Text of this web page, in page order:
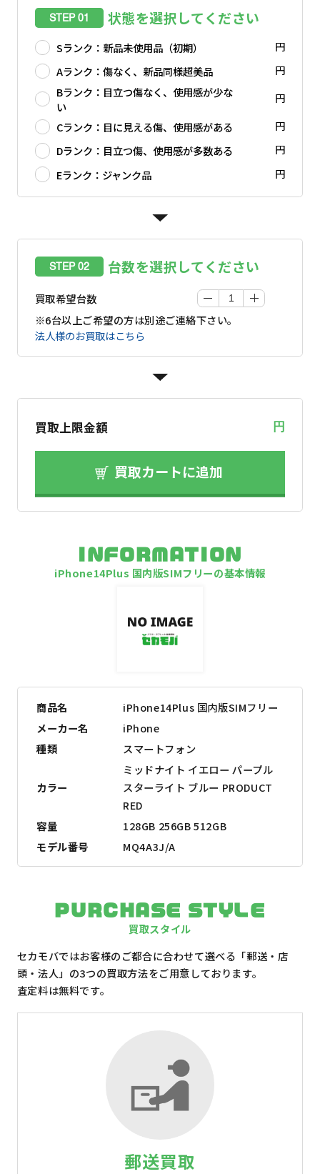
STEP 01 状態を選択してください
Sランク：新品未使用品（初期）
円
Aランク：傷なく、新品同様超美品
円
Bランク：目立つ傷なく、使用感が少な
い
円
Cランク：目に見える傷、使用感がある
円
Dランク：目立つ傷、使用感が多数ある
円
Eランク：ジャンク品
円
STEP 02 台数を選択してください
買取希望台数
※6台以上ご希望の方は別途ご連絡下さい。
法人様のお買取はこちら
買取上限金額 円
買取カートに追加
INFORMATION
iPhone14Plus 国内版SIMフリーの基本情報
商品名
iPhone14Plus 国内版SIMフリー
メーカー名
iPhone
種類
スマートフォン
カラー
ミッドナイト イエロー パープル
スターライト ブルー PRODUCT
RED
容量
128GB 256GB 512GB
モデル番号
MQ4A3J/A
PURCHASE STYLE
買取スタイル
セカモバではお客様のご都合に合わせて選べる「郵送・店
頭・法人」の3つの買取方法をご用意しております。
査定料は無料です。
郵送買取